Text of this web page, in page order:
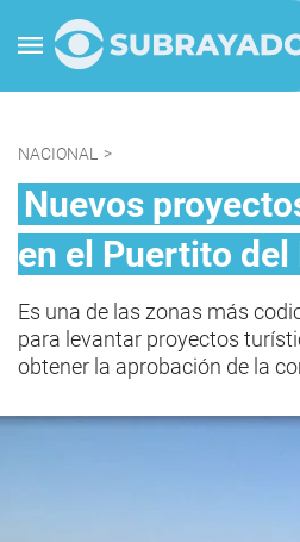
NACIONAL >
Nuevos
en el Puertito del
Es una de las zonas más
para levantar proyectos
obtener la aprobación de la